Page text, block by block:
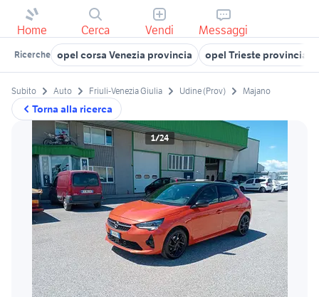
Home Cerca Vendi Messaggi
Ricerche opel corsa Venezia provincia opel Trieste provincia
Torna alla ricerca
Subito Auto Friuli-Venezia Giulia Udine (Prov) Majano
1/24